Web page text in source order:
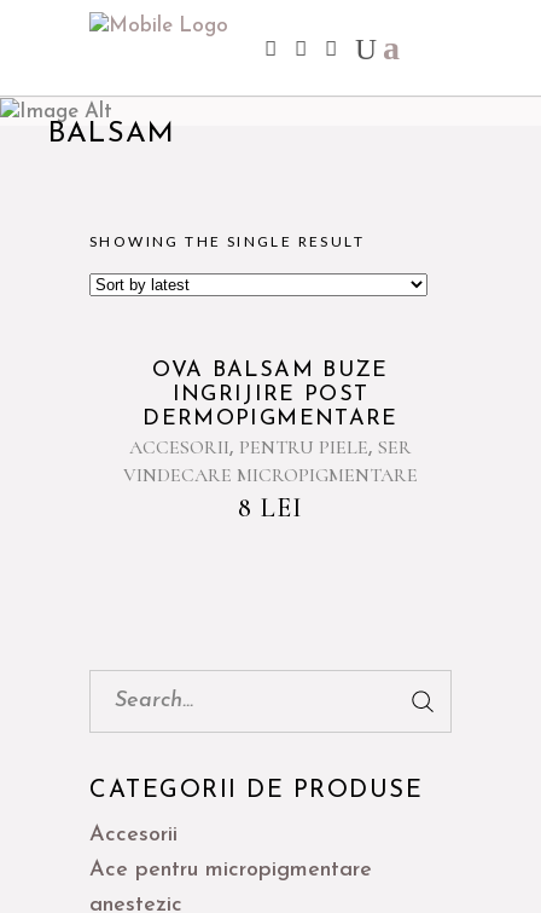
BALSAM
SHOWING THE SINGLE RESULT
OVA BALSAM BUZE
INGRIJIRE POST
DERMOPIGMENTARE
ACCESORII, PENTRU PIELE, SER
VINDECARE MICROPIGMENTARE
8 LEI
CATEGORII DE PRODUSE
Accesorii
Ace pentru micropigmentare
anestezic